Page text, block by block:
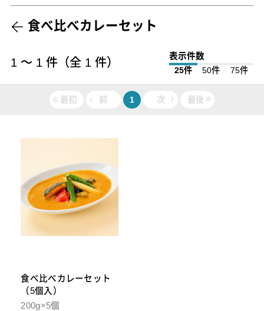
食べ比べカレーセット
1 〜 1 件（全 1 件）
表示件数
25件
50件 75件
最初 前 1 次 最後
食べ比べカレーセット
（5個入）
200g×5個